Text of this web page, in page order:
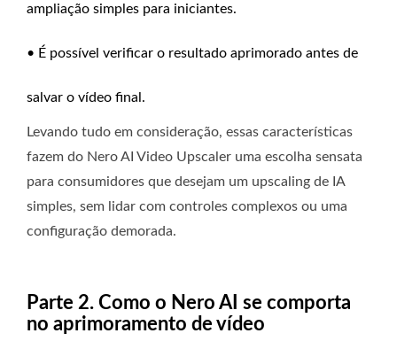
ampliação simples para iniciantes.
• É possível verificar o resultado aprimorado antes de
salvar o vídeo final.
Levando tudo em consideração, essas características
fazem do Nero AI Video Upscaler uma escolha sensata
para consumidores que desejam um upscaling de IA
simples, sem lidar com controles complexos ou uma
configuração demorada.
Parte 2. Como o Nero AI se comporta
no aprimoramento de vídeo